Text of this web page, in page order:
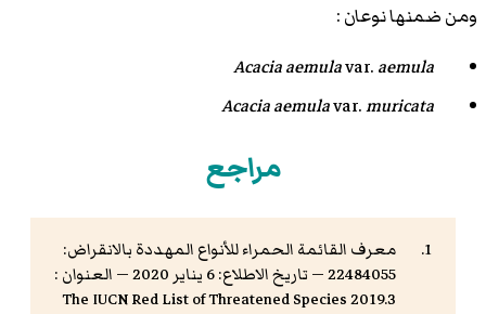
ومن ضمنها نوعان :
Acacia aemulavar.aemula
Acacia aemulavar.muricata
مراجع
معرف القائمة الحمراء للأنواع المهددة بالانقراض:
22484055 — تاريخ الاطلاع: 6 يناير 2020 — العنوان :
The IUCN Red List of Threatened Species 2019.3